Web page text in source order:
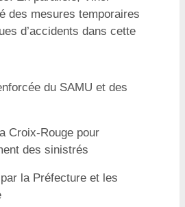
des mesures temporaires
d’accidents dans cette
du SAMU et des
Croix-Rouge pour
des sinistrés
la Préfecture et les